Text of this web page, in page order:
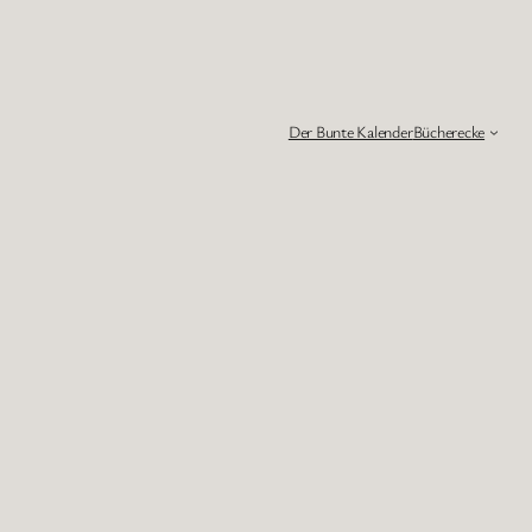
Der Bunte KalenderBücherecke